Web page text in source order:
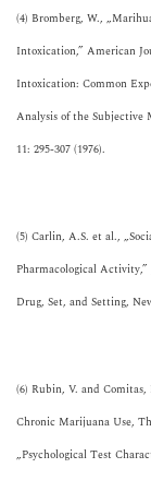
(4) Bromberg, W.,
Intoxication,” American
Intoxication: Common
Analysis of the
11: 295-307 (1976).
(5) Carlin, A.S. et al.,
Pharmacological Activity,”
Drug, Set, and Setting,
(6) Rubin, V. and
Chronic Marijuana Use,
„Psychological Test